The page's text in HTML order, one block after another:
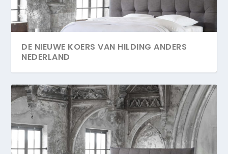
DE NIEUWE KOERS VAN HILDING ANDERS
NEDERLAND